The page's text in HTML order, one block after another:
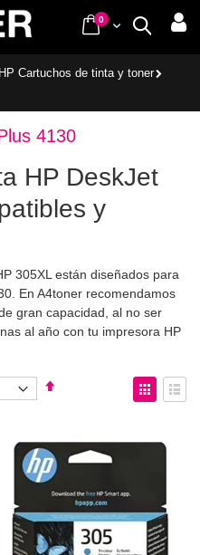
Buscar
Cart
0items
HP Cartuchos de tinta y toner
4130
HP DeskJet
y
305XL están diseñados para
En A4toner recomendamos
gran capacidad, al no ser
al año con tu impresora HP
Fijar
Ver
como